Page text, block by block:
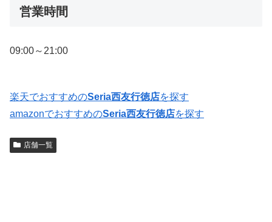
営業時間
09:00～21:00
楽天でおすすめのSeria西友行徳店を探す
amazonでおすすめのSeria西友行徳店を探す
店舗一覧